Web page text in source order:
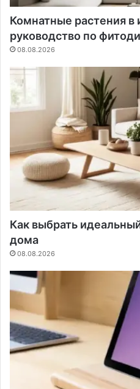
Комнатные растения в
руководство по
08.08.2026
Как выбрать
дома
08.08.2026